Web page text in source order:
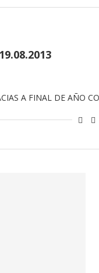
A FINAL DE AÑO